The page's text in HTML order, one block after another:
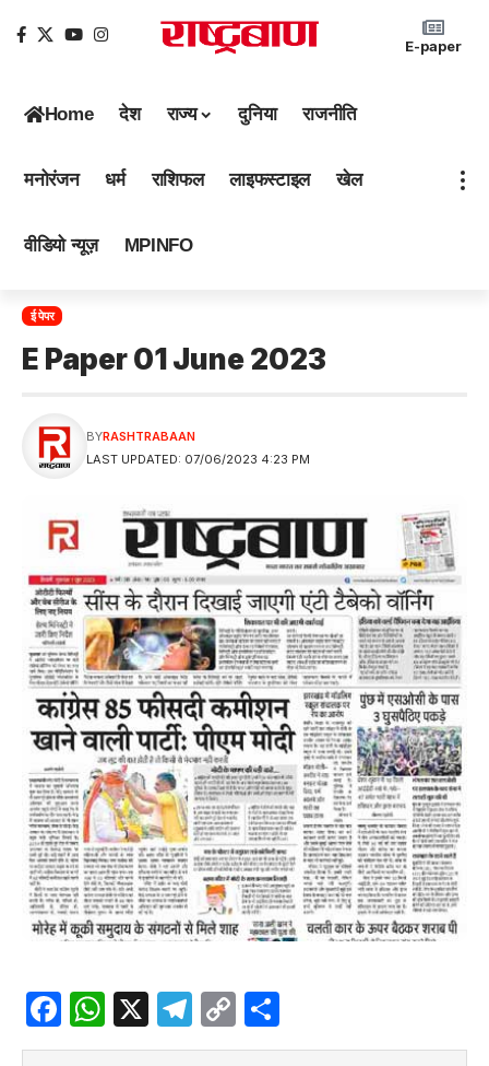
E-paper
Home देश राज्य दुनिया राजनीति
मनोरंजन धर्म राशिफल लाइफस्टाइल खेल
वीडियो न्यूज़ MPINFO
ई पेपर
E Paper 01 June 2023
LAST UPDATED: 07/06/2023 4:23 PM
BYRASHTRABAAN
Facebook
WhatsApp
X Telegram
Copy
Link